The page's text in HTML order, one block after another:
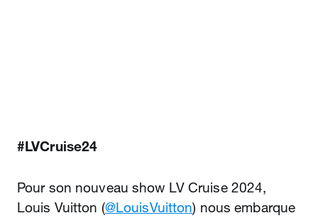
#LVCruise24
Pour son nouveau show LV Cruise 2024,
Louis Vuitton (@LouisVuitton) nous embarque